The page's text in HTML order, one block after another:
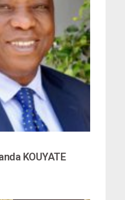
KOUYATE